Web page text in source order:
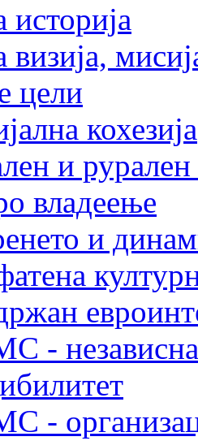
цели
кохезија
и рурален
владеење
и
- независна
-